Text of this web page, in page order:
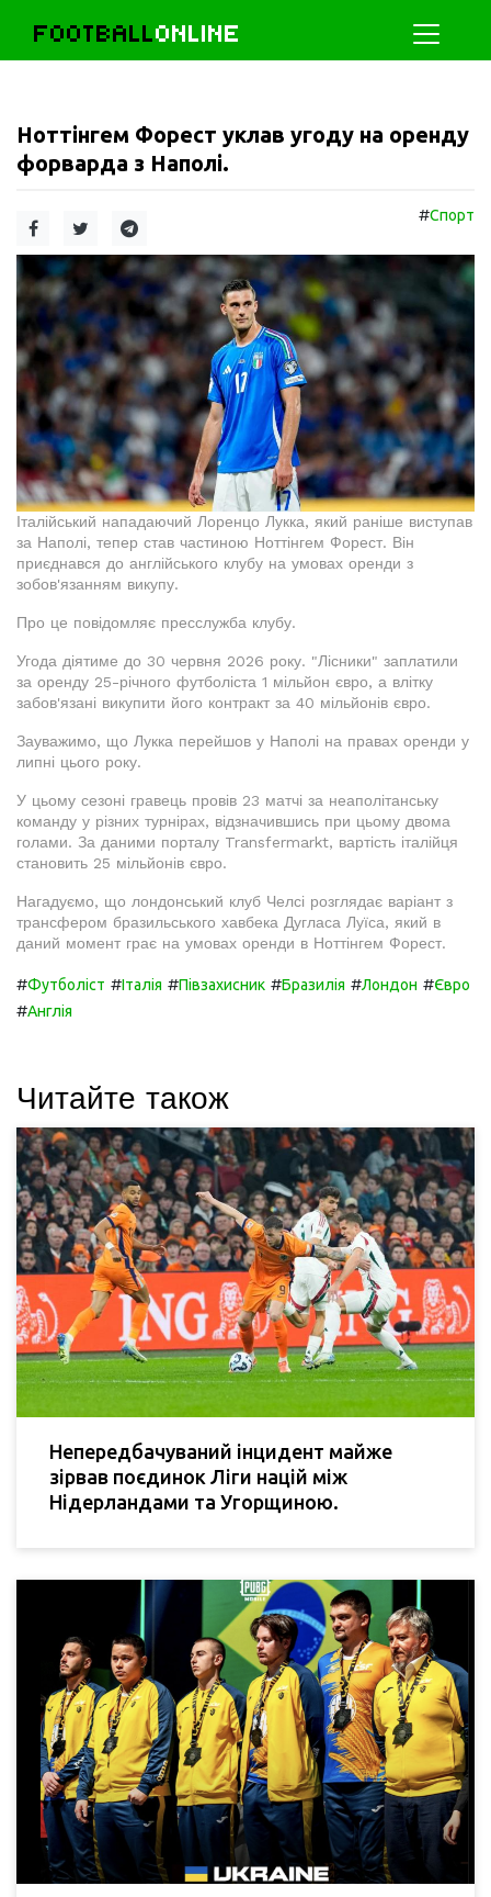
FOOTBALLONLINE
Ноттінгем Форест уклав угоду на оренду
форварда з Наполі.
#Спорт
Італійський нападаючий Лоренцо Лукка, який раніше виступав
за Наполі, тепер став частиною Ноттінгем Форест. Він
приєднався до англійського клубу на умовах оренди з
зобов'язанням викупу.
Про це повідомляє пресслужба клубу.
Угода діятиме до 30 червня 2026 року. "Лісники" заплатили
за оренду 25-річного футболіста 1 мільйон євро, а влітку
забов'язані викупити його контракт за 40 мільйонів євро.
Зауважимо, що Лукка перейшов у Наполі на правах оренди у
липні цього року.
У цьому сезоні гравець провів 23 матчі за неаполітанську
команду у різних турнірах, відзначившись при цьому двома
голами. За даними порталу Transfermarkt, вартість італійця
становить 25 мільйонів євро.
Нагадуємо, що лондонський клуб Челсі розглядає варіант з
трансфером бразильського хавбека Дугласа Луїса, який в
даний момент грає на умовах оренди в Ноттінгем Форест.
#Футболіст #Італія #Півзахисник #Бразилія #Лондон #Євро
#Англія
Читайте також
Непередбачуваний інцидент майже
зірвав поєдинок Ліги націй між
Нідерландами та Угорщиною.